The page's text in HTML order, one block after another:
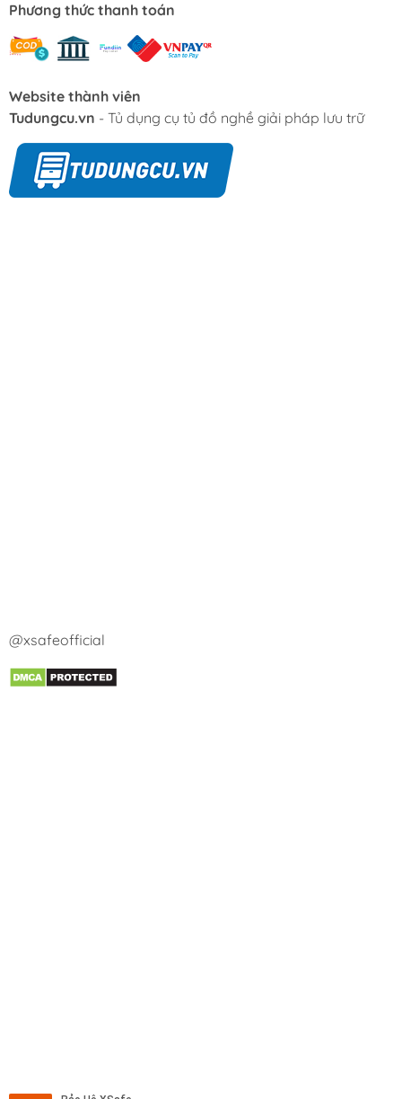
Phương thức thanh toán
Website thành viên
Tudungcu.vn - Tủ dụng cụ tủ đồ nghề giải pháp lưu trữ
@xsafeofficial